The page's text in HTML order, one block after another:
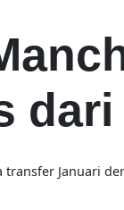
dari
Januari